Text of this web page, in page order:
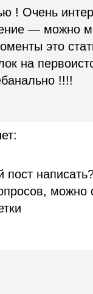
! Очень
— можно
это
на
!!!!
пост